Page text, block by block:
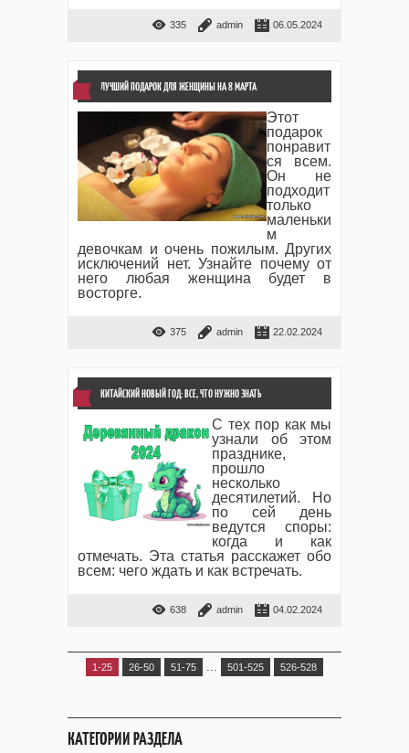
335 admin 06.05.2024
ЛУЧШИЙ ПОДАРОК ДЛЯ ЖЕНЩИНЫ НА 8 МАРТА
Этот
подарок
понравит
ся всем.
Он не
подходит
только
маленьки
м
девочкам и очень пожилым. Других
исключений нет. Узнайте почему от
него любая женщина будет в
восторге.
375 admin 22.02.2024
КИТАЙСКИЙ НОВЫЙ ГОД: ВСЕ, ЧТО НУЖНО ЗНАТЬ
С тех пор как мы
узнали об этом
празднике,
прошло
несколько
десятилетий. Но
по сей день
ведутся споры:
когда и как
отмечать. Эта статья расскажет обо
всем: чего ждать и как встречать.
638 admin 04.02.2024
1-25 26-50 51-75 ... 501-525 526-528
КАТЕГОРИИ РАЗДЕЛА